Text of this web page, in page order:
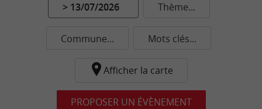
> 13/07/2026 Thème...
Commune... Mots clés...
Afficher la carte
PROPOSER UN ÉVÈNEMENT